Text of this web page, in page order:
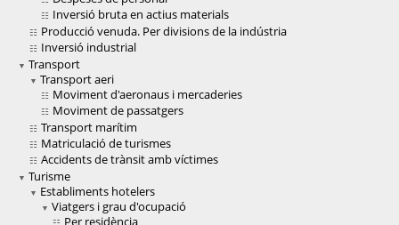
Inversió bruta en actius materials
Producció venuda. Per divisions de la indústria
Inversió industrial
Transport
Transport aeri
Moviment d'aeronaus i mercaderies
Moviment de passatgers
Transport marítim
Matriculació de turismes
Accidents de trànsit amb víctimes
Turisme
Establiments hotelers
Viatgers i grau d'ocupació
Per residència